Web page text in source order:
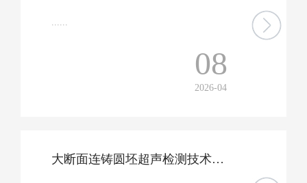
......
08
2026-04
大断面连铸圆坯超声检测技术成果在国际冶金顶尖期刊发表